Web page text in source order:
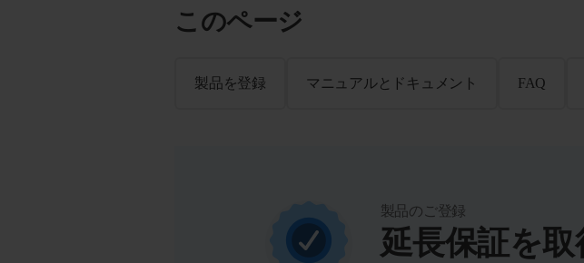
このページ
製品を登録 マニュアルとドキュメント FAQ
製品のご登録
延長保証を取